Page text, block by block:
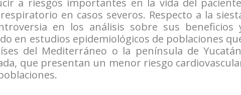
en casos severos. Respecto a la
en los análisis sobre sus beneficios
en estudios epidemiológicos de poblaciones
del Mediterráneo o la península de
que presentan un menor riesgo